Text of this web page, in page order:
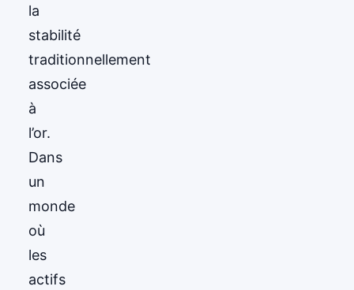
la
stabilité
traditionnellement
associée
à
l’or.
Dans
un
monde
où
les
actifs